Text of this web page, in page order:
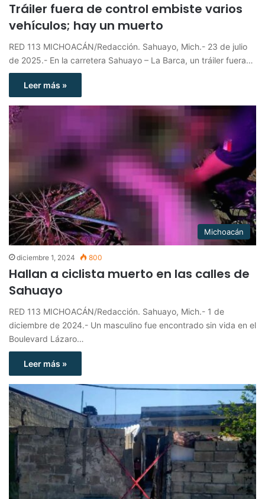
Tráiler fuera de control embiste varios
vehículos; hay un muerto
RED 113 MICHOACÁN/Redacción. Sahuayo, Mich.- 23 de julio
de 2025.- En la carretera Sahuayo – La Barca, un tráiler fuera…
Leer más »
Michoacán
diciembre 1, 2024 800
Hallan a ciclista muerto en las calles de
Sahuayo
RED 113 MICHOACÁN/Redacción. Sahuayo, Mich.- 1 de
diciembre de 2024.- Un masculino fue encontrado sin vida en el
Boulevard Lázaro…
Leer más »